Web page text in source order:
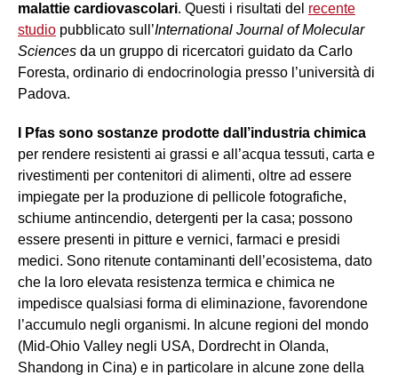
malattie cardiovascolari. Questi i risultati del recente
studio pubblicato sull’International Journal of Molecular
Sciences da un gruppo di ricercatori guidato da Carlo
Foresta, ordinario di endocrinologia presso l’università di
Padova.
I Pfas sono sostanze prodotte dall’industria chimica
per rendere resistenti ai grassi e all’acqua tessuti, carta e
rivestimenti per contenitori di alimenti, oltre ad essere
impiegate per la produzione di pellicole fotografiche,
schiume antincendio, detergenti per la casa; possono
essere presenti in pitture e vernici, farmaci e presidi
medici. Sono ritenute contaminanti dell’ecosistema, dato
che la loro elevata resistenza termica e chimica ne
impedisce qualsiasi forma di eliminazione, favorendone
l’accumulo negli organismi. In alcune regioni del mondo
(Mid-Ohio Valley negli USA, Dordrecht in Olanda,
Shandong in Cina) e in particolare in alcune zone della